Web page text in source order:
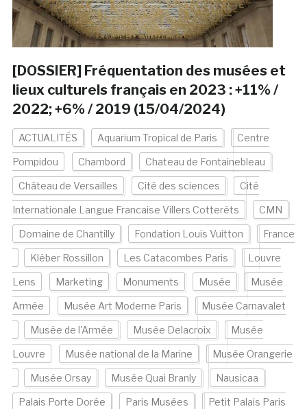
[DOSSIER] Fréquentation des musées et
lieux culturels français en 2023 : +11% /
2022; +6% / 2019 (15/04/2024)
ACTUALITÉS Aquarium Tropical de Paris Centre
Pompidou Chambord Chateau de Fontainebleau
Château de Versailles Cité des sciences Cité
Internationale Langue Francaise Villers Cotterêts CMN
Domaine de Chantilly Fondation Louis Vuitton France
Kléber Rossillon Les Catacombes Paris Louvre
Lens Marketing Monuments Musée Musée
Armée Musée Art Moderne Paris Musée Carnavalet
Musée de l'Armée Musée Delacroix Musée
Louvre Musée national de la Marine Musée Orangerie
Musée Orsay Musée Quai Branly Nausicaa
Palais Porte Dorée Paris Musées Petit Palais Paris